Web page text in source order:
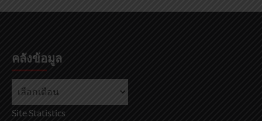
คลังข้อมูล
คลัง
Site Statistics